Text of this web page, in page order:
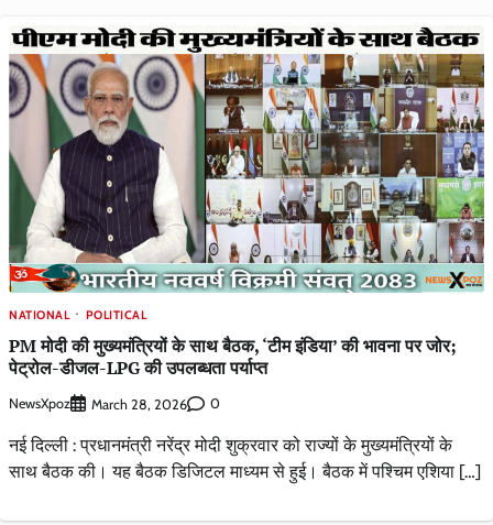
NATIONAL POLITICAL
PM मोदी की मुख्यमंत्रियों के साथ बैठक, ‘टीम इंडिया’ की भावना पर जोर;
पेट्रोल-डीजल-LPG की उपलब्धता पर्याप्त
NewsXpoz March 28, 2026 0
नई दिल्ली : प्रधानमंत्री नरेंद्र मोदी शुक्रवार को राज्यों के मुख्यमंत्रियों के
साथ बैठक की। यह बैठक डिजिटल माध्यम से हुई। बैठक में पश्चिम एशिया […]